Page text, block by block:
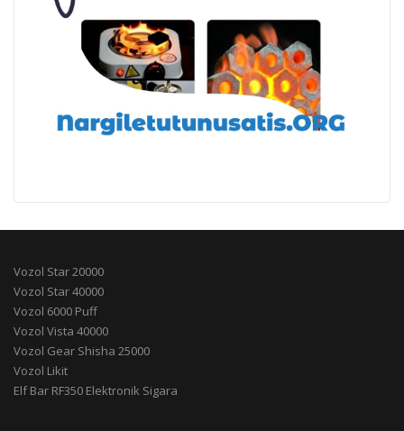
Vozol Star 20000
Vozol Star 40000
Vozol 6000 Puff
Vozol Vista 40000
Vozol Gear Shisha 25000
Vozol Likit
Elf Bar RF350 Elektronik Sigara